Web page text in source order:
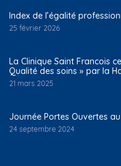
Index de l’égalité
25 février 2026
La Clinique Saint Francois
Qualité des soins » par la
21 mars 2025
Journée Portes Ouvertes
24 septembre 2024